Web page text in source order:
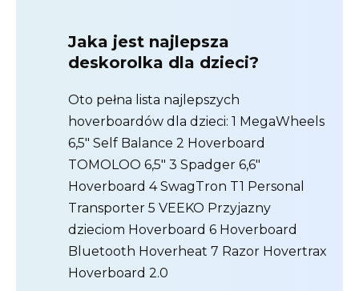
Jaka jest najlepsza
deskorolka dla dzieci?
Oto pełna lista najlepszych
hoverboardów dla dzieci: 1 MegaWheels
6,5″ Self Balance 2 Hoverboard
TOMOLOO 6,5″ 3 Spadger 6,6″
Hoverboard 4 SwagTron T1 Personal
Transporter 5 VEEKO Przyjazny
dzieciom Hoverboard 6 Hoverboard
Bluetooth Hoverheat 7 Razor Hovertrax
Hoverboard 2.0